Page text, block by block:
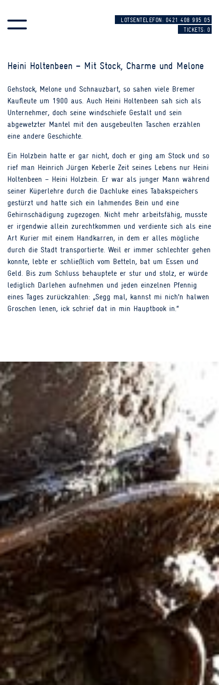
LOTSENTELEFON: 0421 408 995 05
TICKETS: 0
Heini Holtenbeen – Mit Stock, Charme und Melone
Gehstock, Melone und Schnauzbart, so sahen viele Bremer
Kaufleute um 1900 aus. Auch Heini Holtenbeen sah sich als
Unternehmer, doch seine windschiefe Gestalt und sein
abgewetzter Mantel mit den ausgebeulten Taschen erzählen
eine andere Geschichte.
Ein Holzbein hatte er gar nicht, doch er ging am Stock und so
rief man Heinrich Jürgen Keberle Zeit seines Lebens nur Heini
Holtenbeen – Heini Holzbein. Er war als junger Mann während
seiner Küperlehre durch die Dachluke eines Tabakspeichers
gestürzt und hatte sich ein lahmendes Bein und eine
Gehirnschädigung zugezogen. Nicht mehr arbeitsfähig, musste
er irgendwie allein zurechtkommen und verdiente sich als eine
Art Kurier mit einem Handkarren, in dem er alles mögliche
durch die Stadt transportierte. Weil er immer schlechter gehen
konnte, lebte er schließlich vom Betteln, bat um Essen und
Geld. Bis zum Schluss behauptete er stur und stolz, er würde
lediglich Darlehen aufnehmen und jeden einzelnen Pfennig
eines Tages zurückzahlen: „Segg mal, kannst mi nich’n halwen
Groschen lenen, ick schrief dat in min Hauptbook in.“